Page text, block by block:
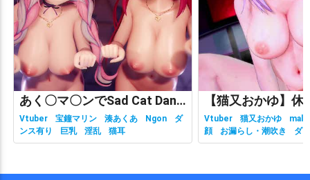
あく〇マ〇ンでSad Cat Dance
Vtuber 宝鐘マリン 湊あくあ Ngon
ダ
ンス有り
巨乳 淫乱 猫耳
Vtuber 猫又おかゆ
顔
お漏らし・潮吹き
ダ
有り
ホロライブ
主観視点